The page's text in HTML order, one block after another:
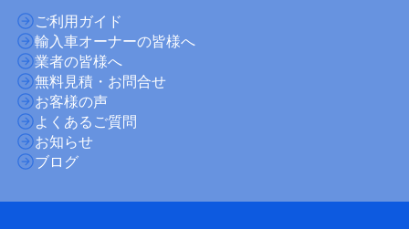
ご利用ガイド
輸入車オーナーの皆様へ
業者の皆様へ
無料見積・お問合せ
お客様の声
よくあるご質問
お知らせ
ブログ